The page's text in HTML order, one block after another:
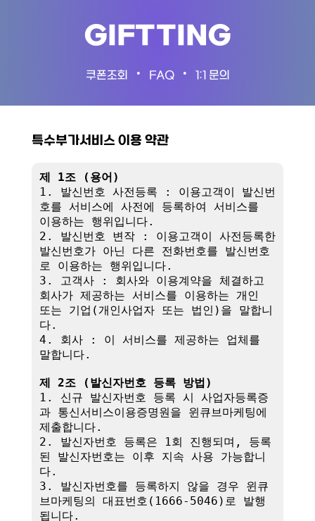
GIFTTING
쿠폰조회 • FAQ • 1:1 문의
특수부가서비스 이용 약관
제 1조 (용어)
1. 발신번호 사전등록 : 이용고객이 발신번
호를 서비스에 사전에 등록하여 서비스를
이용하는 행위입니다.
2. 발신번호 변작 : 이용고객이 사전등록한
발신번호가 아닌 다른 전화번호를 발신번호
로 이용하는 행위입니다.
3. 고객사 : 회사와 이용계약을 체결하고
회사가 제공하는 서비스를 이용하는 개인
또는 기업(개인사업자 또는 법인)을 말합니
다.
4. 회사 : 이 서비스를 제공하는 업체를
말합니다.
제 2조 (발신자번호 등록 방법)
1. 신규 발신자번호 등록 시 사업자등록증
과 통신서비스이용증명원을 윈큐브마케팅에
제출합니다.
2. 발신자번호 등록은 1회 진행되며, 등록
된 발신자번호는 이후 지속 사용 가능합니
다.
3. 발신자번호를 등록하지 않을 경우 윈큐
브마케팅의 대표번호(1666-5046)로 발행
됩니다.